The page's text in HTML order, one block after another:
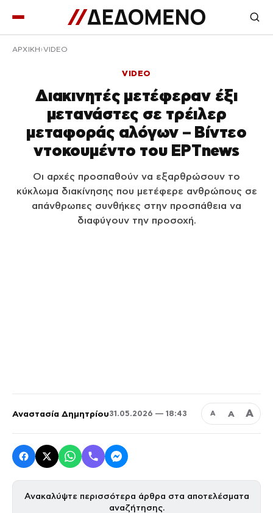
ΑΡΧΙΚΉ VIDEO
VIDEO
Διακινητές μετέφεραν έξι
μετανάστες σε τρέιλερ
μεταφοράς αλόγων – Βίντεο
ντοκουμέντο του ΕΡΤnews
Οι αρχές προσπαθούν να εξαρθρώσουν το
κύκλωμα διακίνησης που μετέφερε ανθρώπους σε
απάνθρωπες συνθήκες στην προσπάθεια να
διαφύγουν την προσοχή.
Αναστασία Δημητρίου31.05.2026 — 18:43 Α Α Α
Ανακαλύψτε περισσότερα άρθρα στα αποτελέσματα
αναζήτησης.